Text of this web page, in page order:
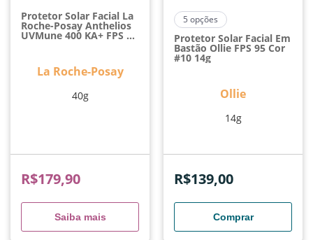
Protetor Solar Facial La
Roche-Posay Anthelios
UVMune 400 KA+ FPS 99
Fotossensível 40ml
La Roche-Posay
40g
R$179,90
Saiba mais
5 opções
Protetor Solar Facial Em
Bastão Ollie FPS 95 Cor
#10 14g
Ollie
14g
R$139,00
Comprar